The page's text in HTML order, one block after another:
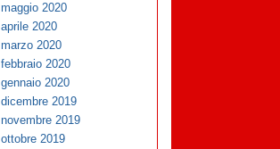
maggio 2020
aprile 2020
marzo 2020
febbraio 2020
gennaio 2020
dicembre 2019
novembre 2019
ottobre 2019